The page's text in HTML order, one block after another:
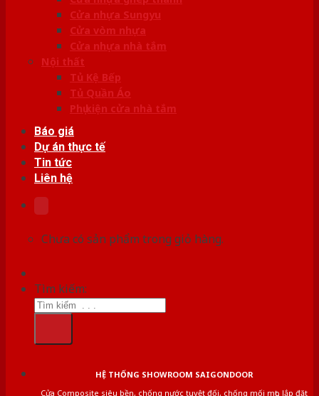
Cửa nhựa Sungyu
Cửa vòm nhựa
Cửa nhựa nhà tắm
Nội thất
Tủ Kệ Bếp
Tủ Quần Áo
Phụ kiện cửa nhà tắm
Báo giá
Dự án thực tế
Tin tức
Liên hệ
Chưa có sản phẩm trong giỏ hàng.
Tìm kiếm:
HỆ THỐNG SHOWROOM SAIGONDOOR
Cửa Composite siêu bền, chống nước tuyệt đối, chống mối mọt, lắp đặt